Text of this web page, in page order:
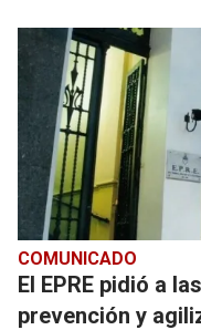
COMUNICADO
El EPRE pidió a
prevención y